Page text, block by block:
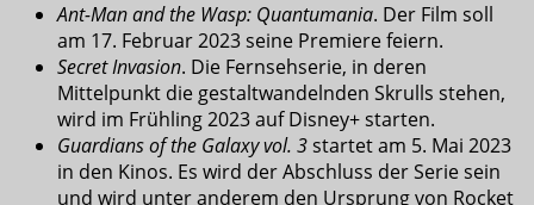
Ant-Man and the Wasp: Quantumania. Der Film soll
am 17. Februar 2023 seine Premiere feiern.
Secret Invasion. Die Fernsehserie, in deren
Mittelpunkt die gestaltwandelnden Skrulls stehen,
wird im Frühling 2023 auf Disney+ starten.
Guardians of the Galaxy vol. 3startet am 5. Mai 2023
in den Kinos. Es wird der Abschluss der Serie sein
und wird unter anderem den Ursprung von Rocket